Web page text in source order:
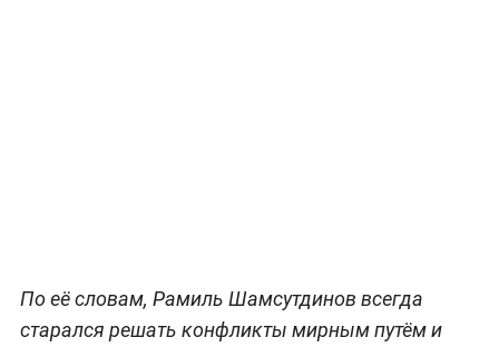
По её словам, Рамиль Шамсутдинов всегда
старался решать конфликты мирным путём и